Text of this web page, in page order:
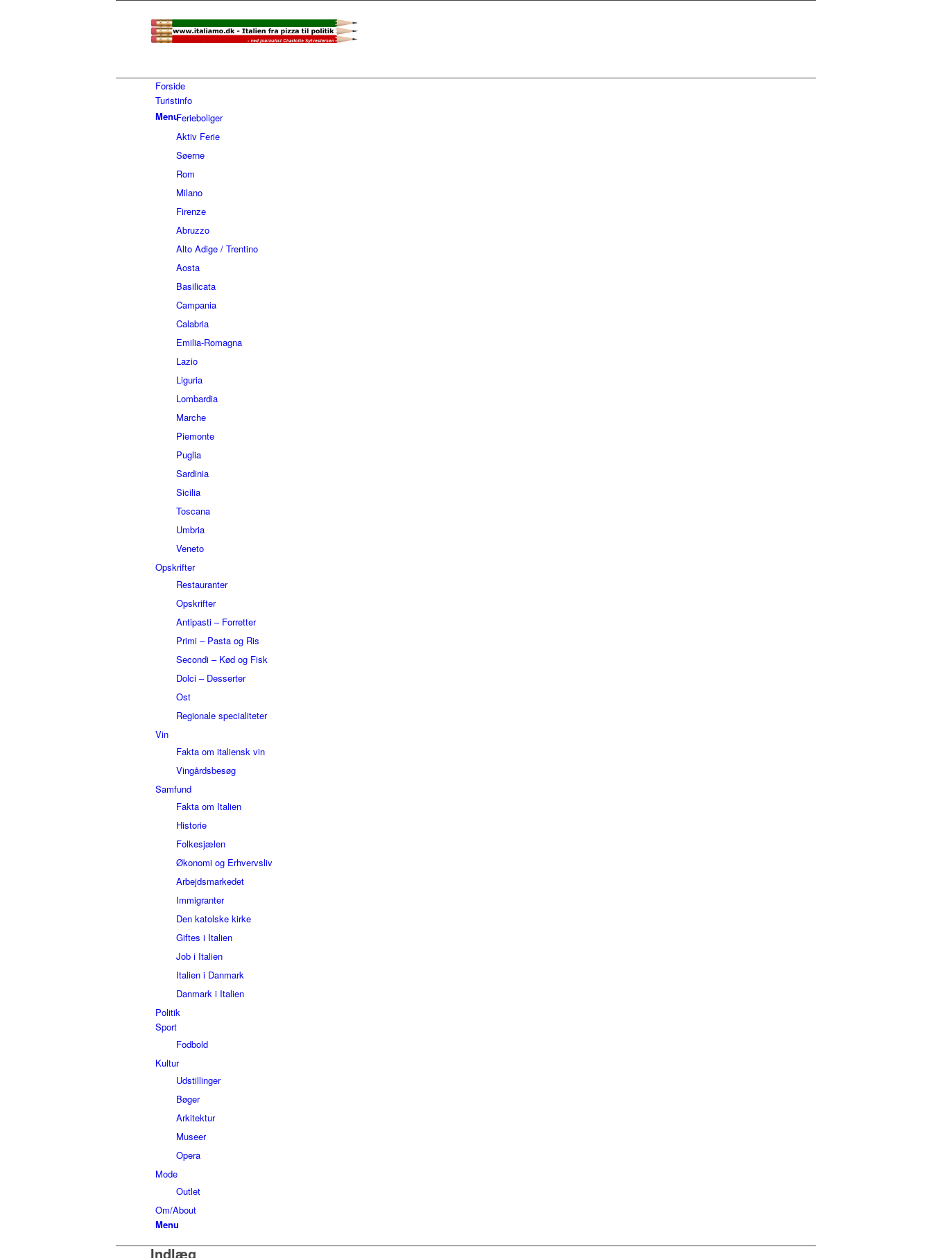
Menu
Forside
Turistinfo
Ferieboliger
Aktiv Ferie
Søerne
Rom
Milano
Firenze
Abruzzo
Alto Adige / Trentino
Aosta
Basilicata
Campania
Calabria
Emilia-Romagna
Lazio
Liguria
Lombardia
Marche
Piemonte
Puglia
Sardinia
Sicilia
Toscana
Umbria
Veneto
Opskrifter
Restauranter
Opskrifter
Antipasti – Forretter
Primi – Pasta og Ris
Secondi – Kød og Fisk
Dolci – Desserter
Ost
Regionale specialiteter
Vin
Fakta om italiensk vin
Vingårdsbesøg
Samfund
Fakta om Italien
Historie
Folkesjælen
Økonomi og Erhvervsliv
Arbejdsmarkedet
Immigranter
Den katolske kirke
Giftes i Italien
Job i Italien
Italien i Danmark
Danmark i Italien
Politik
Sport
Fodbold
Kultur
Udstillinger
Bøger
Arkitektur
Museer
Opera
Mode
Outlet
Om/About
Menu
Indlæg